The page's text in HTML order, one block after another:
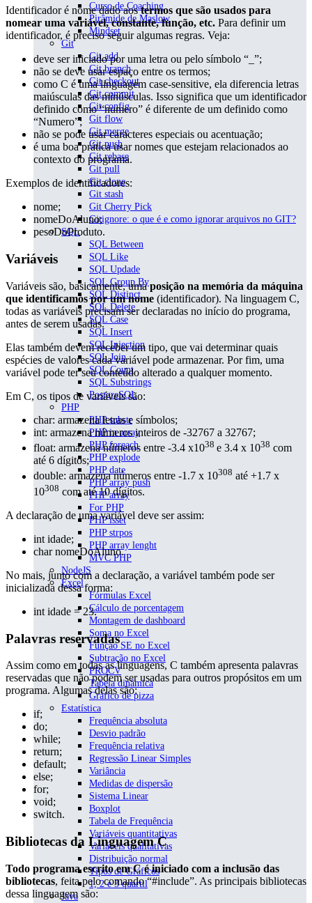
Curso de Coaching
Pirâmide de Maslow
Mindset
Git
Git add
Git branch
Git checkout
Git commit
Git config
Git flow
Git merge
Git push
Git rebase
Git pull
Git clone
Git stash
Git Cherry Pick
Gitignore: o que é e como ignorar arquivos no GIT?
SQL
SQL Between
SQL Like
SQL Updade
SQL Group By
SQL Distinct
SQL Delete
SQL Case
SQL Insert
SQL Injection
SQL Join
SQL Count
SQL Substrings
PostgreSQL
PHP
PHP substr
PHP in array
PHP foreach
PHP explode
PHP date
PHP array push
PHP array
For PHP
PHP isset
PHP strpos
PHP array lenght
MVC PHP
NodeJS
Excel
Fórmulas Excel
Cálculo de porcentagem
Montagem de dashboard
Soma no Excel
Função SE no Excel
Subtração no Excel
PROCV
Tabela dinâmica
Gráfico de pizza
Estatística
Frequência absoluta
Desvio padrão
Frequência relativa
Regressão Linear Simples
Variância
Medidas de dispersão
Sistema Linear
Boxplot
Tabela de Frequência
Variáveis quantitativas
Variáveis qualitativas
Distribuição normal
Tipos de Gráficos
1, 2 e 3 quartil
Java
Identificador é nome dado aostermos que são usados para
nomear uma variável, constante, função, etc. Para definir um
identificador, é preciso seguir algumas regras. Veja:
deve ser iniciado por uma letra ou pelo símbolo “_”;
não se deve usar espaço entre os termos;
como C é uma linguagem case-sensitive, ela diferencia letras
maiúsculas das minúsculas. Isso significa que um identificador
definido como “numero” é diferente de um definido como
“Numero”;
não se pode usar caracteres especiais ou acentuação;
é uma boa prática usar nomes que estejam relacionados ao
contexto do programa.
Exemplos de identificadores:
nome;
nomeDoAluno;
pesoDoProduto.
Variáveis
Variáveis são, basicamente, umaposição na memória da máquina
que identificamos por um nome (identificador). Na linguagem C,
todas as variáveis precisam ser declaradas no início do programa,
antes de serem usadas.
Elas também devem receber um tipo, que vai determinar quais
espécies de valores cada variável pode armazenar. Por fim, uma
variável pode ter seu conteúdo alterado a qualquer momento.
Em C, os tipos de variáveis são:
char: armazena letras e símbolos;
int: armazena números inteiros de -32767 a 32767;
float: armazena números entre -3.4 x1038 e 3.4 x 1038 com
até 6 dígitos;
double: armazena números entre -1.7 x 10308 até +1.7 x
10308 com até 10 dígitos.
A declaração de uma variável deve ser assim:
int idade;
char nomeDoAluno.
No mais, junto com a declaração, a variável também pode ser
inicializada dessa forma:
int idade = 23.
Palavras reservadas
Assim como em todas as linguagens, C também apresenta palavras
reservadas que não podem ser usadas para outros propósitos em um
programa. Algumas delas são:
if;
do;
while;
return;
default;
else;
for;
void;
switch.
Bibliotecas da Linguagem C
Todo programa escrito em C é iniciado com a inclusão das
bibliotecas, feita pelo comando “#include”. As principais bibliotecas
dessa linguagem são: